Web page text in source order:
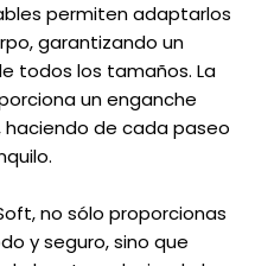
permiten adaptarlos
garantizando un
todos los tamaños. La
un enganche
haciendo de cada paseo
no sólo proporcionas
y seguro, sino que